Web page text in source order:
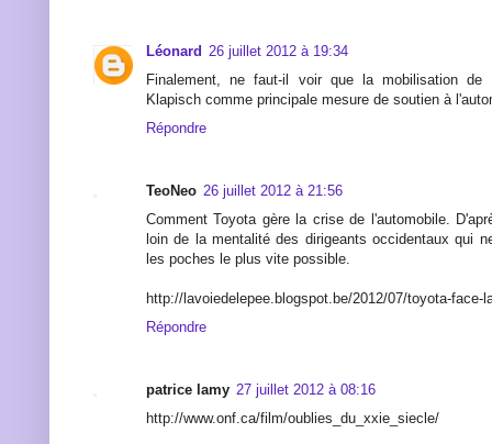
Léonard 26 juillet 2012 à 19:34
Finalement, ne faut-il voir que la mobilisation
Klapisch comme principale mesure de soutien à
Répondre
TeoNeo 26 juillet 2012 à 21:56
Comment Toyota gère la crise de l'automobile.
loin de la mentalité des dirigeants occidentaux qui
les poches le plus vite possible.
http://lavoiedelepee.blogspot.be/2012/07/toyota-face-
Répondre
patrice lamy 27 juillet 2012 à 08:16
http://www.onf.ca/film/oublies_du_xxie_siecle/